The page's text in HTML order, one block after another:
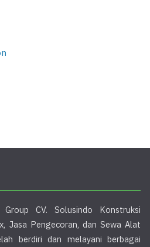
CV. Solusindo Konstruksi
Jasa Pengecoran, dan Sewa Alat
berdiri dan melayani berbagai